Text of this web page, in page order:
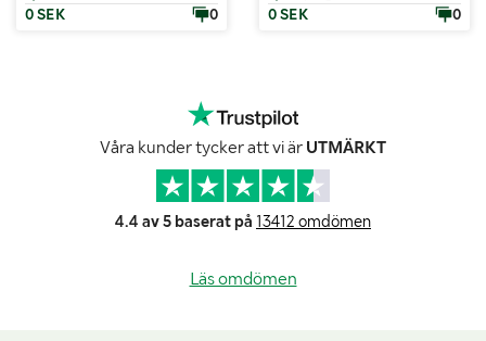
0 SEK
0
0 SEK
0
Våra kunder tycker att vi är UTMÄRKT
4.4 av 5 baserat på 13412 omdömen
Läs omdömen